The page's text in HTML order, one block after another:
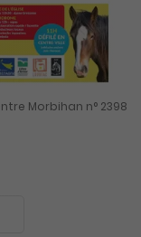
Morbihan n° 2398